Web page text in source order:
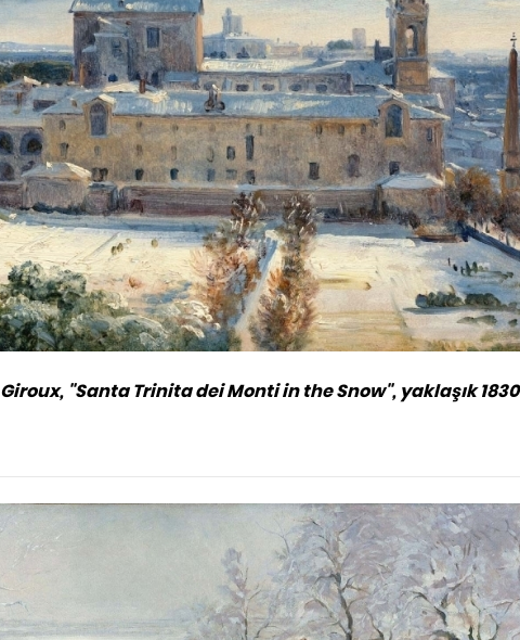
"Santa Trinita dei Monti in the Snow", yaklaşık 1830